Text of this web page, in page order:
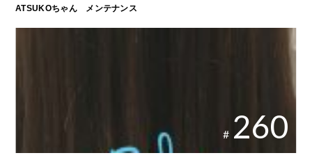
ATSUKOちゃん メンテナンス
# 260